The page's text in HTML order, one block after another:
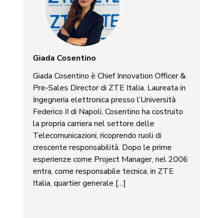
Giada Cosentino
Giada Cosentino è Chief Innovation Officer &
Pre-Sales Director di ZTE Italia. Laureata in
Ingegneria elettronica presso l’Università
Federico II di Napoli, Cosentino ha costruito
la propria carriera nel settore delle
Telecomunicazioni, ricoprendo ruoli di
crescente responsabilità. Dopo le prime
esperienze come Project Manager, nel 2006
entra, come responsabile tecnica, in ZTE
Italia, quartier generale […]